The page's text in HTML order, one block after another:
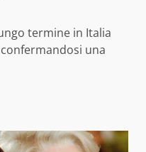
termine in Italia
una